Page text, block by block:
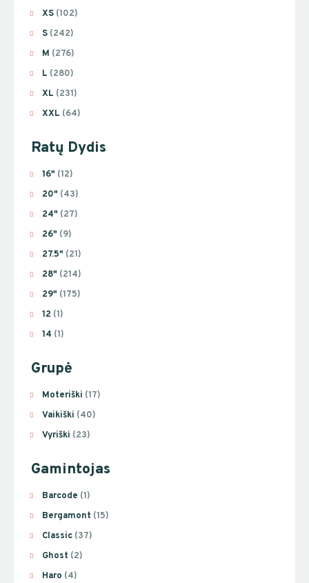
XS (102)
S (242)
M (276)
L (280)
XL (231)
XXL (64)
Ratų Dydis
16" (12)
20" (43)
24" (27)
26" (9)
27.5" (21)
28" (214)
29" (175)
12 (1)
14 (1)
Grupė
Moteriški (17)
Vaikiški (40)
Vyriški (23)
Gamintojas
Barcode (1)
Bergamont (15)
Classic (37)
Ghost (2)
Haro (4)